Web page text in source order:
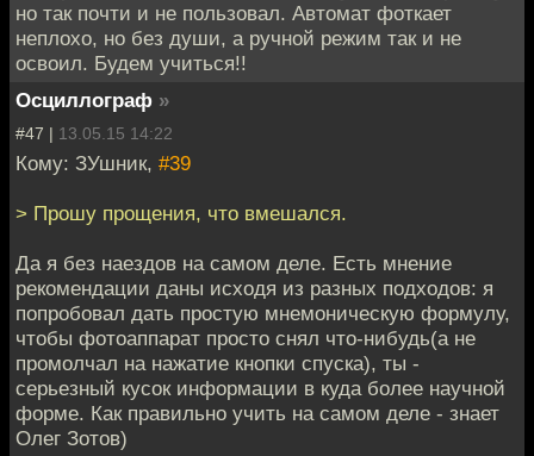
но так почти и не пользовал. Автомат фоткает
неплохо, но без души, а ручной режим так и не
освоил. Будем учиться!!
Осциллограф »
#47 | 13.05.15 14:22
Кому: ЗУшник, #39
> Прошу прощения, что вмешался.
Да я без наездов на самом деле. Есть мнение
рекомендации даны исходя из разных подходов: я
попробовал дать простую мнемоническую формулу,
чтобы фотоаппарат просто снял что-нибудь(а не
промолчал на нажатие кнопки спуска), ты -
серьезный кусок информации в куда более научной
форме. Как правильно учить на самом деле - знает
Олег Зотов)